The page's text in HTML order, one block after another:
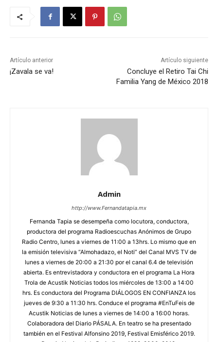
Artículo anterior
¡Zavala se va!
Artículo siguiente
Concluye el Retiro Tai Chi
Familia Yang de México 2018
Admin
http://www.Fernandatapia.mx
Fernanda Tapia se desempeña como locutora, conductora,
productora del programa Radioescuchas Anónimos de Grupo
Radio Centro, lunes a viernes de 11:00 a 13hrs. Lo mismo que en
la emisión televisiva “Almohadazo, el Noti” del Canal MVS TV de
lunes a viernes de 20:00 a 21:30 por el canal 6.4 de televisión
abierta. Es entrevistadora y conductora en el programa La Hora
Trola de Acustik Noticias todos los miércoles de 13:00 a 14:00
hrs. Es conductora del Programa DIÁLOGOS EN CONFIANZA los
jueves de 9:30 a 11:30 hrs. Conduce el programa #EnTuFeis de
Acustik Noticias de lunes a viernes de 14:00 a 16:00 horas.
Colaboradora del Diario PÁSALA. En teatro se ha presentado
también en el Festival Alfonsino 2019, Festival Emisférico 2019.